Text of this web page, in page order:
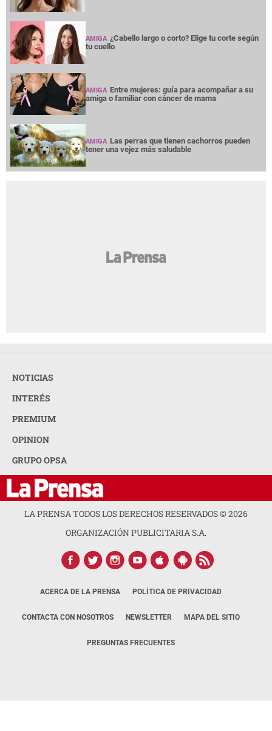
AMIGA ¿Cabello largo o corto? Elige tu corte según
tu cuello
AMIGA Entre mujeres: guía para acompañar a su
amiga o familiar con cáncer de mama
AMIGA Las perras que tienen cachorros pueden
tener una vejez más saludable
NOTICIAS
INTERÉS
PREMIUM
OPINION
GRUPO OPSA
LA PRENSA TODOS LOS DERECHOS RESERVADOS ©2026
ORGANIZACIÓN PUBLICITARIA S.A.
ACERCA DE LA PRENSA POLÍTICA DE PRIVACIDAD
CONTACTA CON NOSOTROS NEWSLETTER MAPA DEL SITIO
PREGUNTAS FRECUENTES